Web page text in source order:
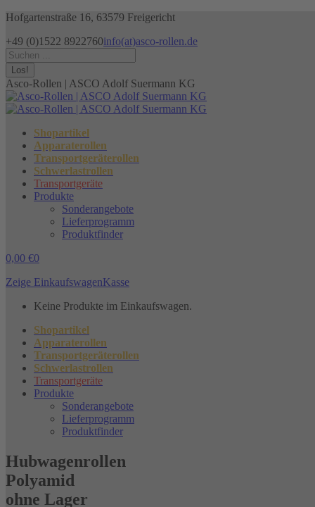
Zum
springen
Hofgartenstraße 16, 63579 Freigericht
+49 (0)1522 8922760info(at)asco-rollen.de
Facebook
page
opens
in
new
window
Instagram
page
opens
in
new
window
X
page
opens
in
new
window
Search:
Asco-Rollen | ASCO Adolf Suermann KG
Shopartikel
Apparaterollen
Transportgeräterollen
Schwerlastrollen
Transportgeräte
Produkte
Sonderangebote
Lieferprogramm
Produktfinder
0,00 €0
Zeige EinkaufswagenKasse
Keine Produkte im Einkaufswagen.
Shopartikel
Apparaterollen
Transportgeräterollen
Schwerlastrollen
Transportgeräte
Produkte
Sonderangebote
Lieferprogramm
Produktfinder
Hubwagenrollen
Polyamid
ohne Lager